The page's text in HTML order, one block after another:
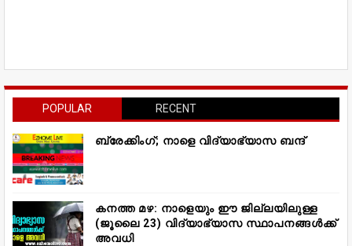
POPULAR RECENT
ബ്രേക്കിംഗ്; നാളെ വിദ്യാഭ്യാസ ബന്ദ്
കനത്ത മഴ: നാളെയും ഈ ജില്ലയിലുള്ള
(ജൂലൈ 23) വിദ്യാഭ്യാസ സ്ഥാപനങ്ങൾക്ക്
അവധി